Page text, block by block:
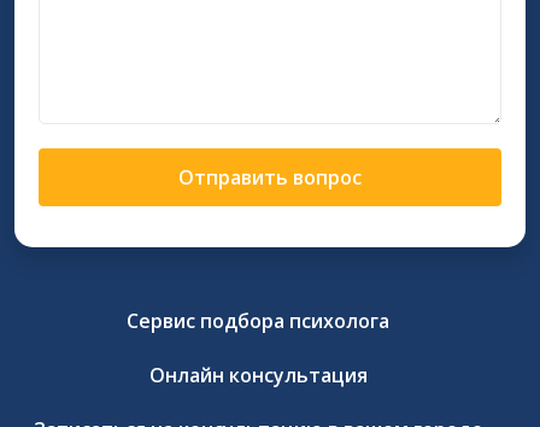
Отправить вопрос
Сервис подбора психолога
Онлайн консультация